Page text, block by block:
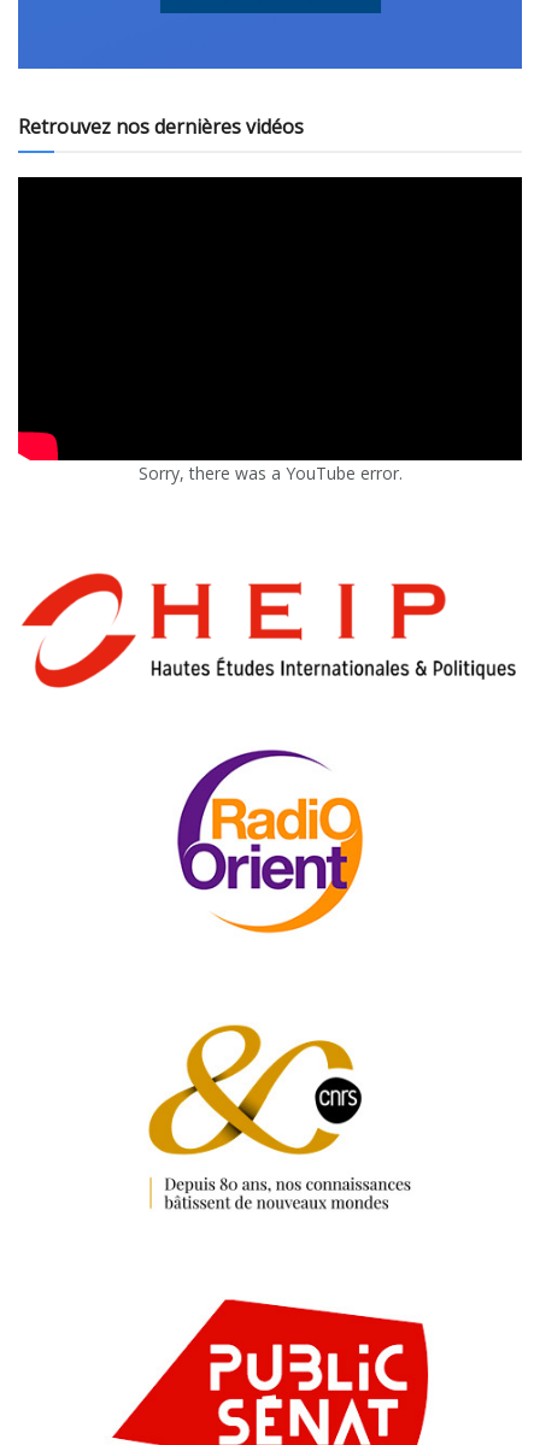
Retrouvez nos dernières vidéos
Sorry, there was a YouTube error.